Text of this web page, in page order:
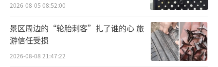
2026-08-05 08:52:00
景区周边的“轮胎刺客”扎了谁的心 旅
游信任受损
2026-08-08 21:47:22